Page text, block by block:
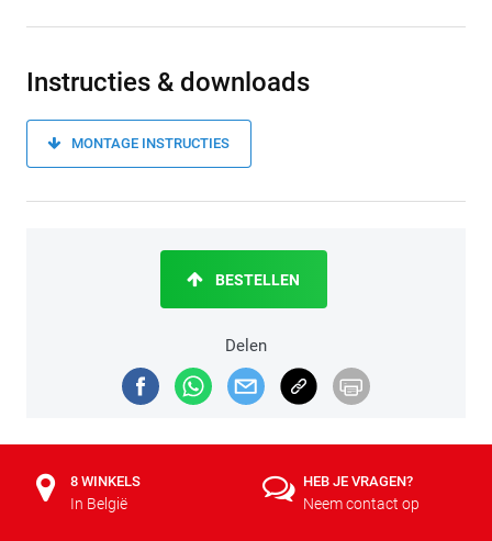
Instructies & downloads
MONTAGE INSTRUCTIES
Delen
BESTELLEN
8 WINKELS
In België
HEB JE VRAGEN?
Neem contact op